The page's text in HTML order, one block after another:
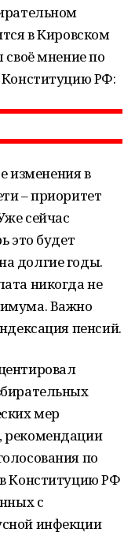
в Кировском
мнение по
РФ:
изменения в
– приоритет
сейчас
это будет
долгие годы.
никогда не
Важно
пенсий.
мер
рекомендации
по
Конституцию РФ
с
инфекции